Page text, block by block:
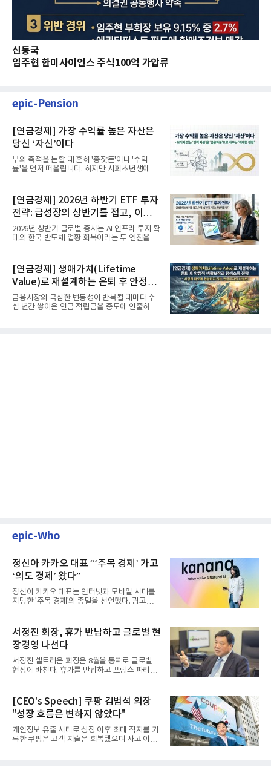
신동국
임주현 한미사이언스 주식100억 가압류
epic-Pension
[연금경제] 가장 수익률 높은 자산은
당신 ‘자신’이다
부의 축적을 논할 때 흔히 '종잣돈'이나 '수익
률'을 먼저 떠올립니다. 하지만 사회초년생에게
[연금경제] 2026년 하반기 ETF 투자
전략: 급성장의 상반기를 접고, 이제
'실적'이 가르는 하반기를 맞다
2026년 상반기 글로벌 증시는 AI 인프라 투자 확
대와 한국 반도체 업황 회복이라는 두 엔진을 달
[연금경제] 생애가치(Lifetime
Value)로 재설계하는 은퇴 후 안정적
생활보장과 평생소득 전략
금융시장의 극심한 변동성이 반복될 때마다 수
십 년간 쌓아온 연금 적립금을 중도에 인출하거
epic-Who
정신아 카카오 대표 “‘주목 경제’ 가고
‘의도 경제’ 왔다”
정신아 카카오 대표는 인터넷과 모바일 시대를
지탱한 '주목 경제'의 종말을 선언했다. 광고를
서정진 회장, 휴가 반납하고 글로벌 현
장경영 나선다
서정진 셀트리온 회장은 8월을 통째로 글로벌
현장에 바친다. 휴가를 반납하고 프랑스 파리에
[CEO's Speech] 쿠팡 김범석 의장
"성장 흐름은 변하지 않았다"
개인정보 유출 사태로 상장 이후 최대 적자를 기
록한 쿠팡은 고객 지출은 회복됐으며 사고 이전